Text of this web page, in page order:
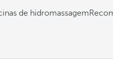
de hidromassagem